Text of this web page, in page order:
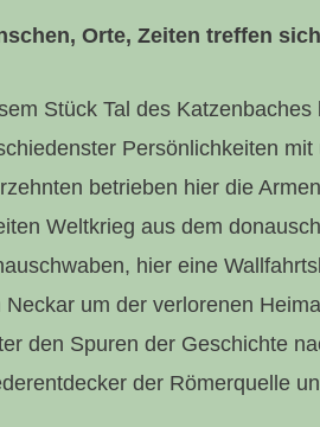
Orte, Zeiten treffen
Stück Tal des
Persönlichkeiten
betrieben hier die
Weltkrieg aus dem
hier eine
Neckar um der verlorenen
den Spuren der Geschichte
der Römerquelle